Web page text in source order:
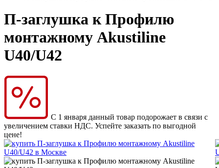
П-заглушка к Профилю
монтажному Akustiline
U40/U42
С 1 января данный товар подорожает в связи с
увеличением ставки НДС. Успейте заказать по выгодной
цене!